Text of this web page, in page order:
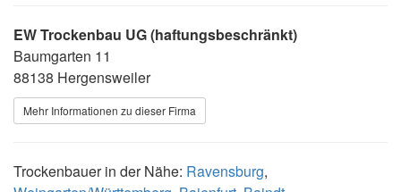
EW Trockenbau UG (haftungsbeschränkt)
Baumgarten 11
88138 Hergensweiler
Mehr Informationen zu dieser Firma
Trockenbauer in der Nähe: Ravensburg,